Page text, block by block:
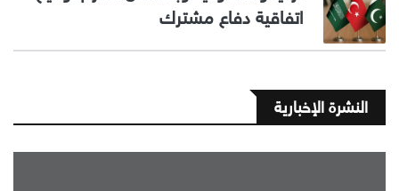
اتفاقية دفاع مشترك
النشرة الإخبارية